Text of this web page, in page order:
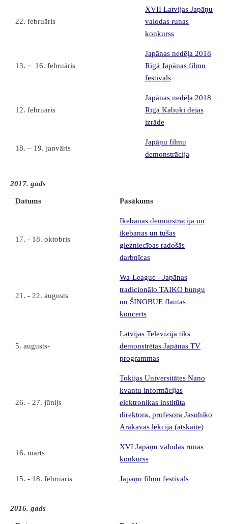
22. februāris
XVII Latvijas Japāņu
valodas runas
konkurss
13.－ 16. februāris
Japānas nedēļa 2018
Rīgā Japānas filmu
festivāls
12. februāris
Japānas nedēļa 2018
Rīgā Kabuki dejas
izrāde
18. – 19. janvāris
Japāņu filmu
demonstrācija
2017. gads
Datums Pasākums
17. - 18. oktobris
Ikebanas demonstrācija un
ikebanas un tušas
glezniecības radošās
darbnīcas
21. - 22. augusts
Wa-League - Japānas
tradicionālo TAIKO bungu
un ŠINOBUE flautas
koncerts
5. augusts-
Latvijas Televīzijā tiks
demonstrētas Japānas TV
programmas
26. - 27. jūnijs
Tokijas Universitātes Nano
kvantu informācijas
elektronikas institūta
direktora, profesora Jasuhiko
Arakavas lekcija (atskaite)
16. marts
XVI Japāņu valodas runas
konkurss
15. - 18. februāris Japāņu filmu festivāls
2016. gads